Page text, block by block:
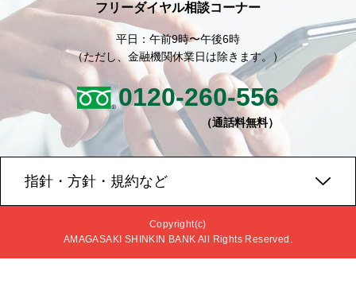
フリーダイヤル相談コーナー
平日：午前9時〜午後6時
（ただし、金融機関休業日は除きます。）
0120-260-556
（通話料無料）
指針・方針・規約など
Copyright(c)
AMAGASAKI SHINKIN BANK All Rights Reserved.